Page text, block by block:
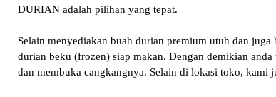
DURIANadalah pilihan yang tepat.
Selain menyediakan buah durian premium utuh dan
durian beku (frozen) siap makan. Dengan demikian
dan membuka cangkangnya. Selain di lokasi toko,